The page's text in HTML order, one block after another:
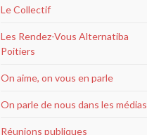
Le Collectif
Les Rendez-Vous Alternatiba
Poitiers
On aime, on vous en parle
On parle de nous dans les médias
Réunions publiques